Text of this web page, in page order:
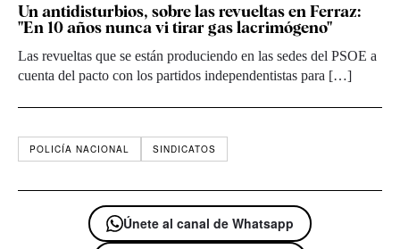
Un antidisturbios, sobre las revueltas en Ferraz:
"En 10 años nunca vi tirar gas lacrimógeno"
Las revueltas que se están produciendo en las sedes del PSOE a
cuenta del pacto con los partidos independentistas para […]
POLICÍA NACIONAL SINDICATOS
Únete al canal de Whatsapp